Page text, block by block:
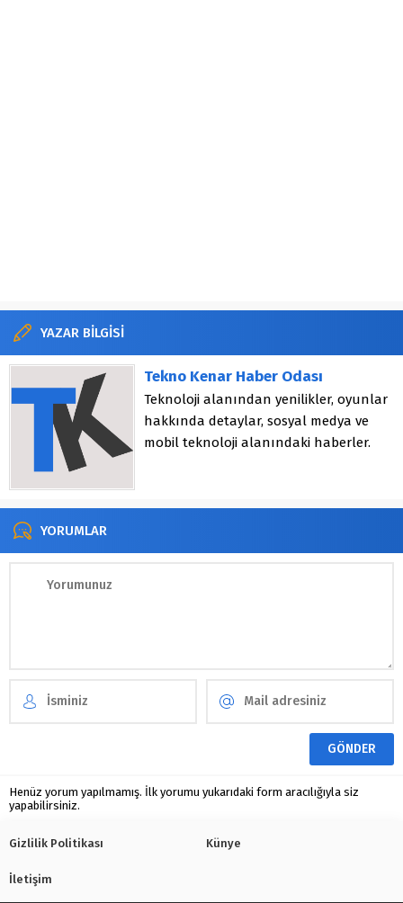
YAZAR BİLGİSİ
Tekno Kenar Haber Odası
Teknoloji alanından yenilikler, oyunlar
hakkında detaylar, sosyal medya ve
mobil teknoloji alanındaki haberler.
YORUMLAR
Henüz yorum yapılmamış. İlk yorumu yukarıdaki form aracılığıyla siz
yapabilirsiniz.
Gizlilik Politikası Künye
İletişim